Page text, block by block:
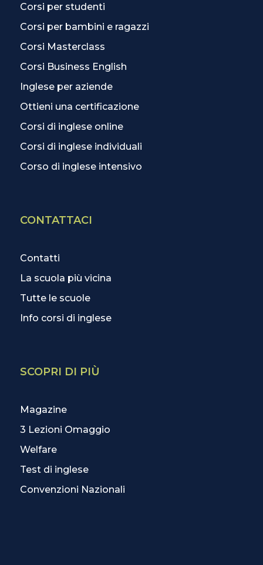
Corsi per studenti
Corsi per bambini e ragazzi
Corsi Masterclass
Corsi Business English
Inglese per aziende
Ottieni una certificazione
Corsi di inglese online
Corsi di inglese individuali
Corso di inglese intensivo
CONTATTACI
Contatti
La scuola più vicina
Tutte le scuole
Info corsi di inglese
SCOPRI DI PIÙ
Magazine
3 Lezioni Omaggio
Welfare
Test di inglese
Convenzioni Nazionali